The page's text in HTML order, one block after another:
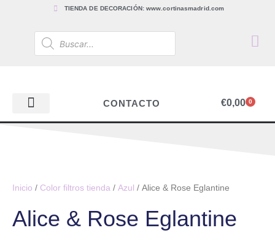
TIENDA DE DECORACIÓN: www.cortinasmadrid.com
CONTACTO €0,00 0
Inicio / Color filtros tienda / Azul / Alice & Rose Eglantine
Alice & Rose Eglantine